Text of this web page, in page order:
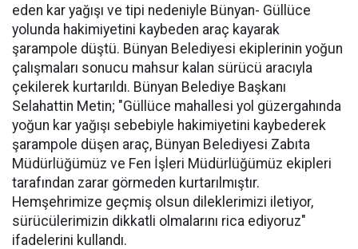
eden kar yağışı ve tipi nedeniyle Bünyan- Güllüce
yolunda hakimiyetini kaybeden araç kayarak
şarampole düştü. Bünyan Belediyesi ekiplerinin yoğun
çalışmaları sonucu mahsur kalan sürücü aracıyla
çekilerek kurtarıldı. Bünyan Belediye Başkanı
Selahattin Metin; "Güllüce mahallesi yol güzergahında
yoğun kar yağışı sebebiyle hakimiyetini kaybederek
şarampole düşen araç, Bünyan Belediyesi Zabıta
Müdürlüğümüz ve Fen İşleri Müdürlüğümüz ekipleri
tarafından zarar görmeden kurtarılmıştır.
Hemşehrimize geçmiş olsun dileklerimizi iletiyor,
sürücülerimizin dikkatli olmalarını rica ediyoruz"
ifadelerini kullandı.